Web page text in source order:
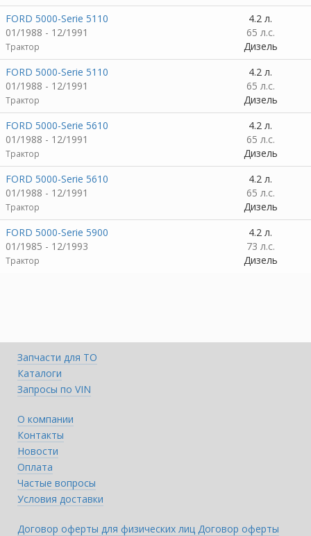
FORD 5000-Serie 5110
01/1988 - 12/1991
Трактор
4.2 л.
65 л.с.
Дизель
FORD 5000-Serie 5110
01/1988 - 12/1991
Трактор
4.2 л.
65 л.с.
Дизель
FORD 5000-Serie 5610
01/1988 - 12/1991
Трактор
4.2 л.
65 л.с.
Дизель
FORD 5000-Serie 5610
01/1988 - 12/1991
Трактор
4.2 л.
65 л.с.
Дизель
FORD 5000-Serie 5900
01/1985 - 12/1993
Трактор
4.2 л.
73 л.с.
Дизель
Запчасти для ТО
Каталоги
Запросы по VIN
О компании
Контакты
Новости
Оплата
Частые вопросы
Условия доставки
Договор оферты для физических лиц Договор оферты